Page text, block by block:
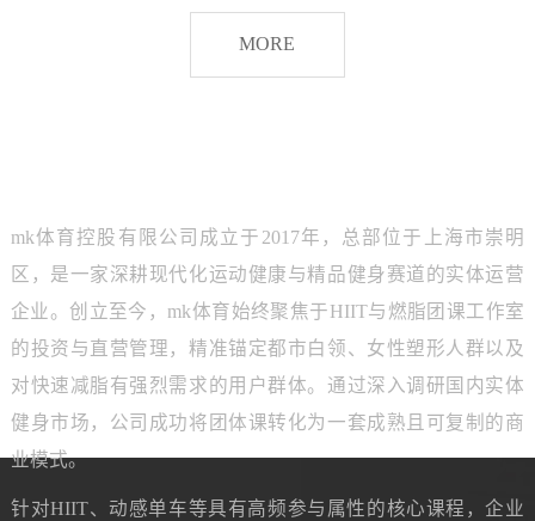
MORE
mk体育控股有限公司成立于2017年，总部位于上海市崇明
区，是一家深耕现代化运动健康与精品健身赛道的实体运营
企业。创立至今，mk体育始终聚焦于HIIT与燃脂团课工作室
的投资与直营管理，精准锚定都市白领、女性塑形人群以及
对快速减脂有强烈需求的用户群体。通过深入调研国内实体
健身市场，公司成功将团体课转化为一套成熟且可复制的商
业模式。
针对HIIT、动感单车等具有高频参与属性的核心课程，企业